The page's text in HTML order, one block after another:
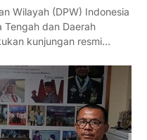
Wilayah (DPW) Indonesia
dan Daerah
kunjungan resmi…